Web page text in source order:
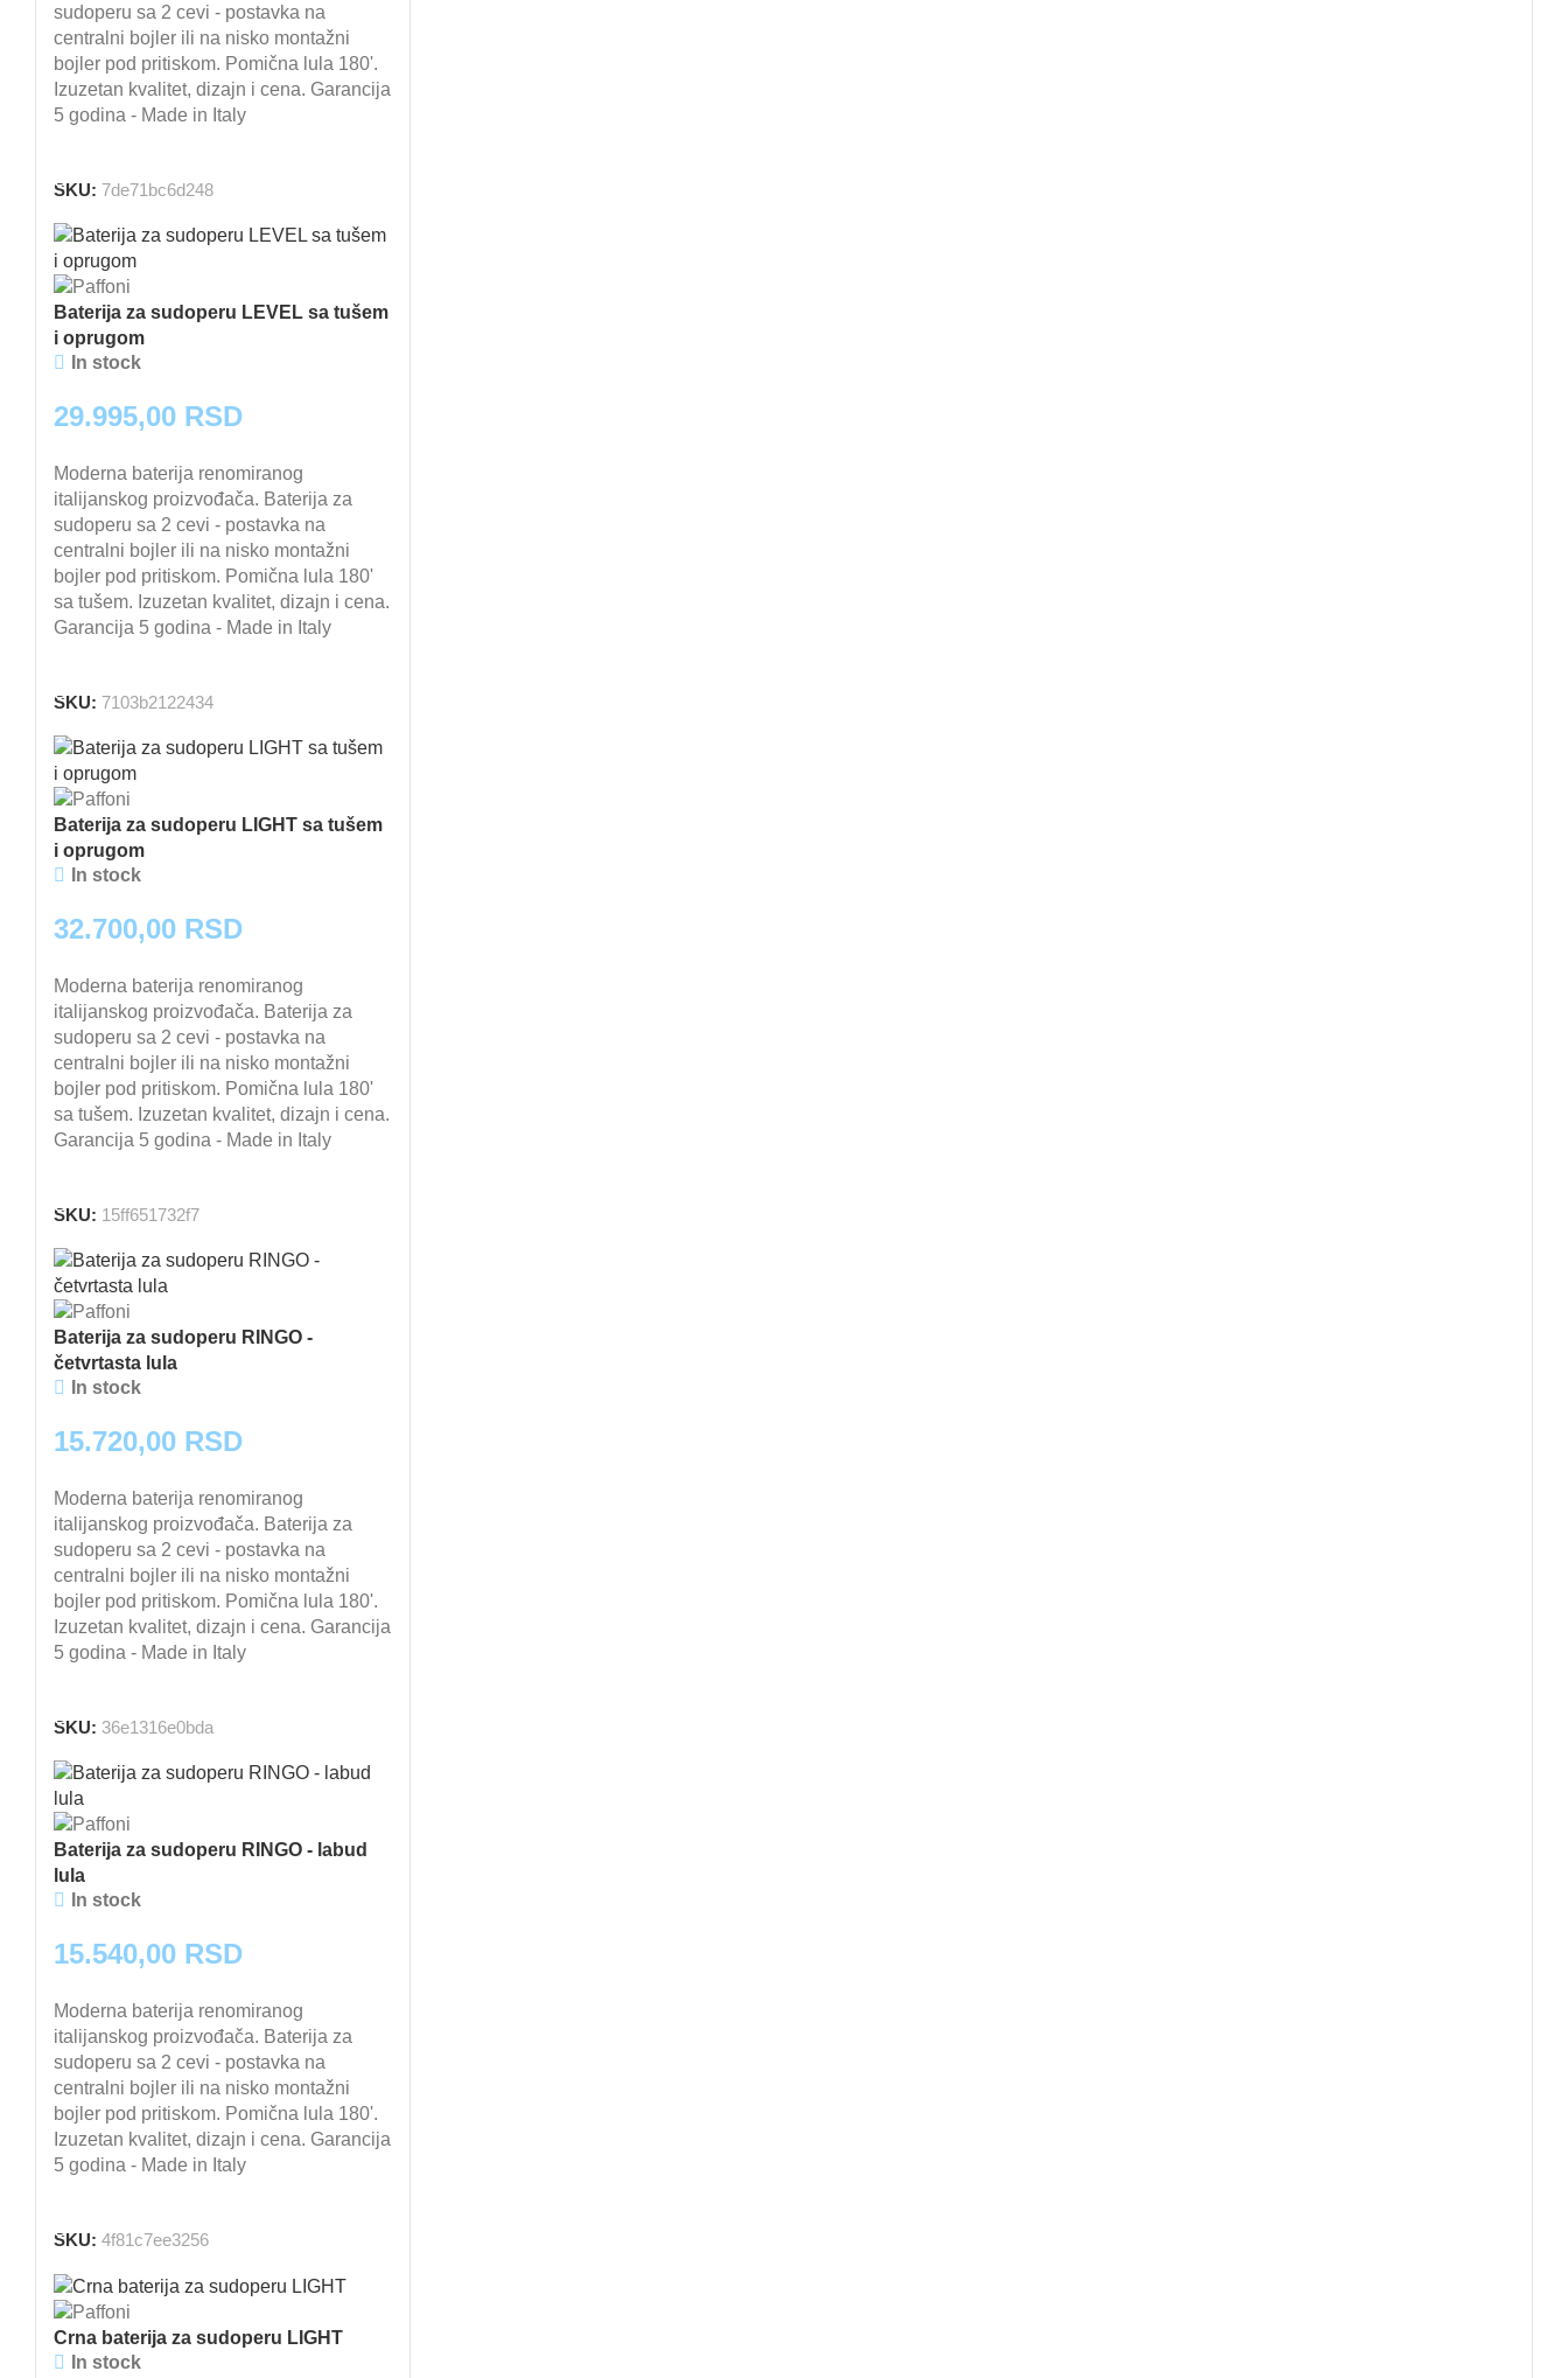
sudoperu sa 2 cevi - postavka na
centralni bojler ili na nisko montažni
bojler pod pritiskom. Pomična lula 180'.
Izuzetan kvalitet, dizajn i cena. Garancija
5 godina - Made in Italy
SKU: 7de71bc6d248
Baterija za sudoperu LEVEL sa tušem
i oprugom
In stock
29.995,00 RSD
Moderna baterija renomiranog
italijanskog proizvođača. Baterija za
sudoperu sa 2 cevi - postavka na
centralni bojler ili na nisko montažni
bojler pod pritiskom. Pomična lula 180'
sa tušem. Izuzetan kvalitet, dizajn i cena.
Garancija 5 godina - Made in Italy
SKU: 7103b2122434
Baterija za sudoperu LIGHT sa tušem
i oprugom
In stock
32.700,00 RSD
Moderna baterija renomiranog
italijanskog proizvođača. Baterija za
sudoperu sa 2 cevi - postavka na
centralni bojler ili na nisko montažni
bojler pod pritiskom. Pomična lula 180'
sa tušem. Izuzetan kvalitet, dizajn i cena.
Garancija 5 godina - Made in Italy
SKU: 15ff651732f7
Baterija za sudoperu RINGO -
četvrtasta lula
In stock
15.720,00 RSD
Moderna baterija renomiranog
italijanskog proizvođača. Baterija za
sudoperu sa 2 cevi - postavka na
centralni bojler ili na nisko montažni
bojler pod pritiskom. Pomična lula 180'.
Izuzetan kvalitet, dizajn i cena. Garancija
5 godina - Made in Italy
SKU: 36e1316e0bda
Baterija za sudoperu RINGO - labud
lula
In stock
15.540,00 RSD
Moderna baterija renomiranog
italijanskog proizvođača. Baterija za
sudoperu sa 2 cevi - postavka na
centralni bojler ili na nisko montažni
bojler pod pritiskom. Pomična lula 180'.
Izuzetan kvalitet, dizajn i cena. Garancija
5 godina - Made in Italy
SKU: 4f81c7ee3256
Crna baterija za sudoperu LIGHT
In stock